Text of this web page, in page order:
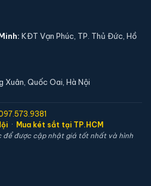
KĐT Vạn Phúc, TP. Thủ Đức, Hồ
Xuân, Quốc Oai, Hà Nội
· Mua két sắt tại TP.HCM
để được cập nhật giá tốt nhất và hình